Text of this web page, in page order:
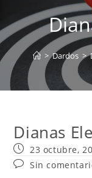
> Dardos >
Dianas
Publicación
de
la
23 octubre,
Comentarios
Sin